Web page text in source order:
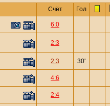
Счёт Гол
6:0
2:3
2:3 30'
4:6
2:4